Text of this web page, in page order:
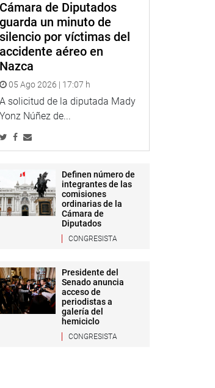
Cámara de Diputados
guarda un minuto de
silencio por víctimas del
accidente aéreo en
Nazca
05 Ago 2026 | 17:07 h
A solicitud de la diputada Mady
Yonz Núñez de...
Definen número de
integrantes de las
comisiones
ordinarias de la
Cámara de
Diputados
CONGRESISTA
Presidente del
Senado anuncia
acceso de
periodistas a
galería del
hemiciclo
CONGRESISTA